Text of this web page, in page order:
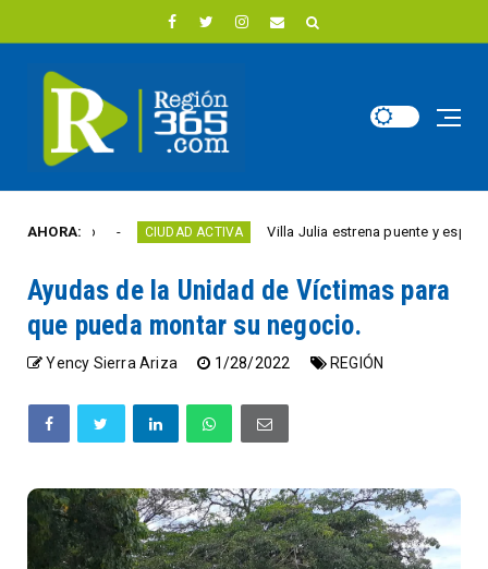
AHORA:
año CIUDAD ACTIVA Villa Julia estrena puente y espacios
Ayudas de la Unidad de Víctimas para
que pueda montar su negocio.
Yency Sierra Ariza 1/28/2022 REGIÓN